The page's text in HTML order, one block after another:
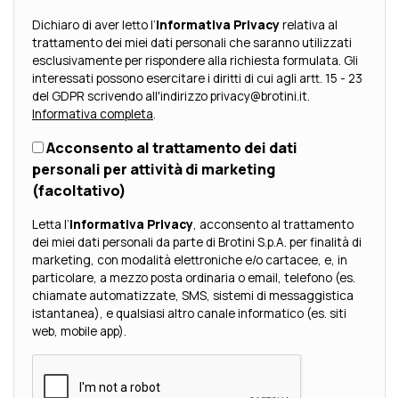
Dichiaro di aver letto l’Informativa Privacyrelativa al
trattamento dei miei dati personali che saranno utilizzati
esclusivamente per rispondere alla richiesta formulata. Gli
interessati possono esercitare i diritti di cui agli artt. 15 - 23
del GDPR scrivendo all'indirizzo privacy@brotini.it.
Informativa completa.
Acconsento al trattamento dei dati
personali per attività di marketing
(facoltativo)
Letta l’Informativa Privacy, acconsento al trattamento
dei miei dati personali da parte di Brotini S.p.A. per finalità di
marketing, con modalità elettroniche e/o cartacee, e, in
particolare, a mezzo posta ordinaria o email, telefono (es.
chiamate automatizzate, SMS, sistemi di messaggistica
istantanea), e qualsiasi altro canale informatico (es. siti
web, mobile app).